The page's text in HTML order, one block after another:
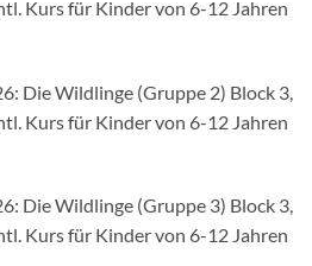
Kurs für Kinder von 6-12 Jahren
Die Wildlinge (Gruppe 2) Block 3,
Kurs für Kinder von 6-12 Jahren
Die Wildlinge (Gruppe 3) Block 3,
Kurs für Kinder von 6-12 Jahren